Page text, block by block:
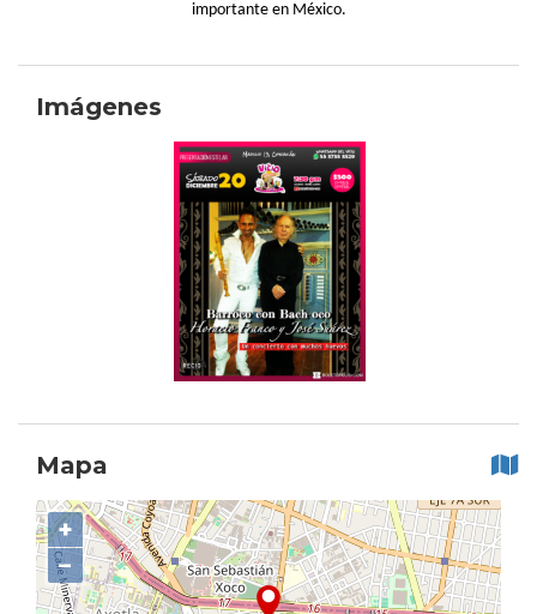
importante en México.
Imágenes
Mapa
+
−